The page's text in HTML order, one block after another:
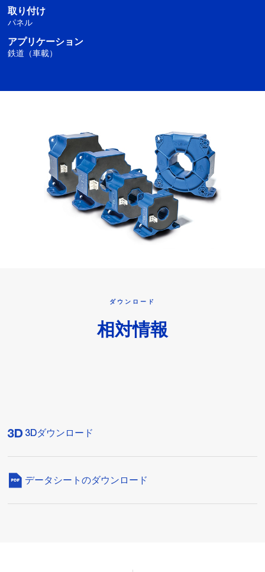
取り付け
パネル
アプリケーション
鉄道（車載）
ダウンロード
相対情報
3Dダウンロード
データシートのダウンロード